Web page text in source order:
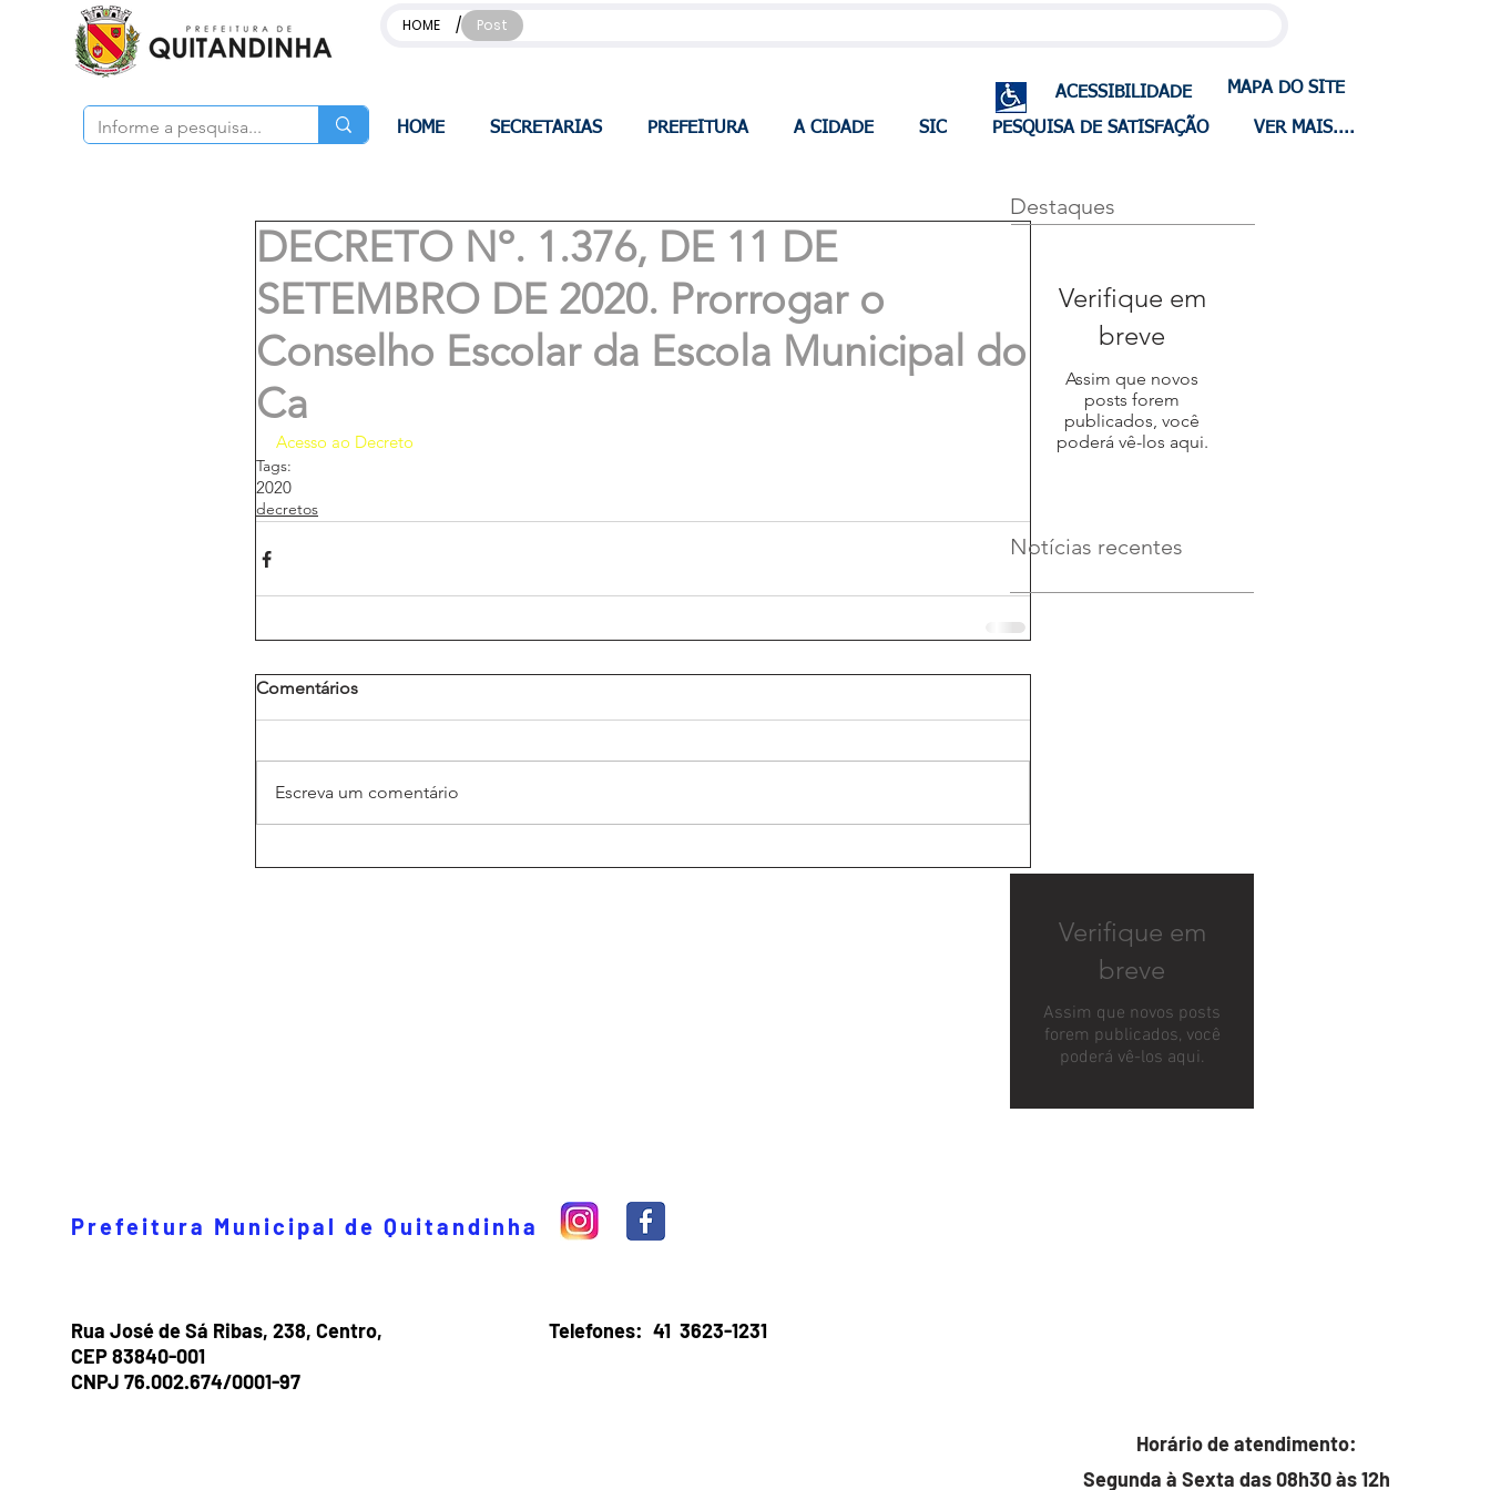
HOME / Post
ACESSIBILIDADE MAPA DO SITE
HOME SECRETARIAS PREFEITURA A CIDADE SIC PESQUISA DE SATISFAÇÃO VER MAIS....
DECRETO Nº. 1.376, DE 11 DE
SETEMBRO DE 2020. Prorrogar o
Conselho Escolar da Escola Municipal do
Ca
Acesso ao Decreto
Tags:
2020
decretos
Comentários
Escreva um comentário
Destaques
Verifique em
breve
Assim que novos
posts forem
publicados, você
poderá vê-los aqui.
Notícias recentes
Verifique em
breve
Assim que novos posts
forem publicados, você
poderá vê-los aqui.
Prefeitura Municipal de Quitandinha
Rua José de Sá Ribas, 238, Centro,
CEP 83840-001
CNPJ 76.002.674/0001-97
Telefones: 41 3623-1231
Horário de atendimento:
Segunda à Sexta das 08h30 às 12h